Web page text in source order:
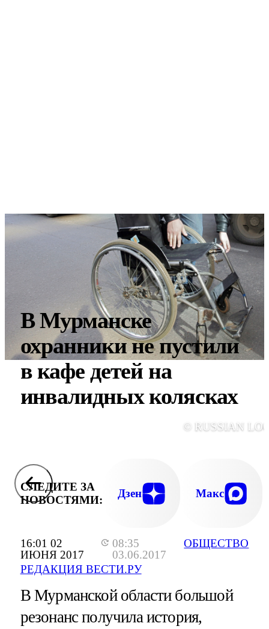
16:01 02
ИЮНЯ 2017
08:35
03.06.2017
РЕДАКЦИЯ ВЕСТИ.РУ
ОБЩЕСТВО
В Мурманске
охранники не пустили
в кафе детей на
инвалидных колясках
© RUSSIAN
СЛЕДИТЕ ЗА
НОВОСТЯМИ:
Дзен Макс
В Мурманской области большой
резонанс получила история,